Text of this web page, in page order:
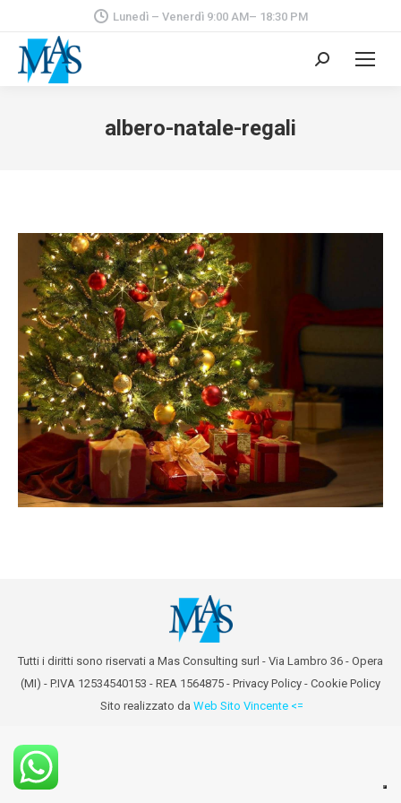
Lunedì – Venerdì 9:00 AM– 18:30 PM
Cerca:
albero-natale-regali
Tutti i diritti sono riservati a Mas Consulting surl - Via Lambro 36 - Opera
(MI) - P.IVA 12534540153 - REA 1564875 - Privacy Policy - Cookie Policy
Sito realizzato da Web Sito Vincente <=